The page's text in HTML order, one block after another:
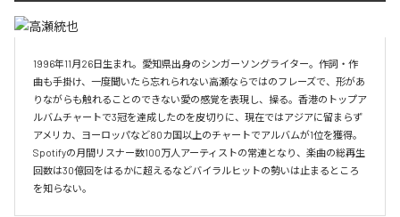
1996年11月26日生まれ。愛知県出身のシンガーソングライター。作詞・作
曲も手掛け、一度聞いたら忘れられない高瀬ならではのフレーズで、形があ
りながらも触れることのできない愛の感覚を表現し、操る。香港のトップア
ルバムチャートで3冠を達成したのを皮切りに、現在ではアジアに留まらず
アメリカ、ヨーロッパなど80カ国以上のチャートでアルバムが1位を獲得。
Spotifyの月間リスナー数100万人アーティストの常連となり、楽曲の総再生
回数は30億回をはるかに超えるなどバイラルヒットの勢いは止まるところ
を知らない。